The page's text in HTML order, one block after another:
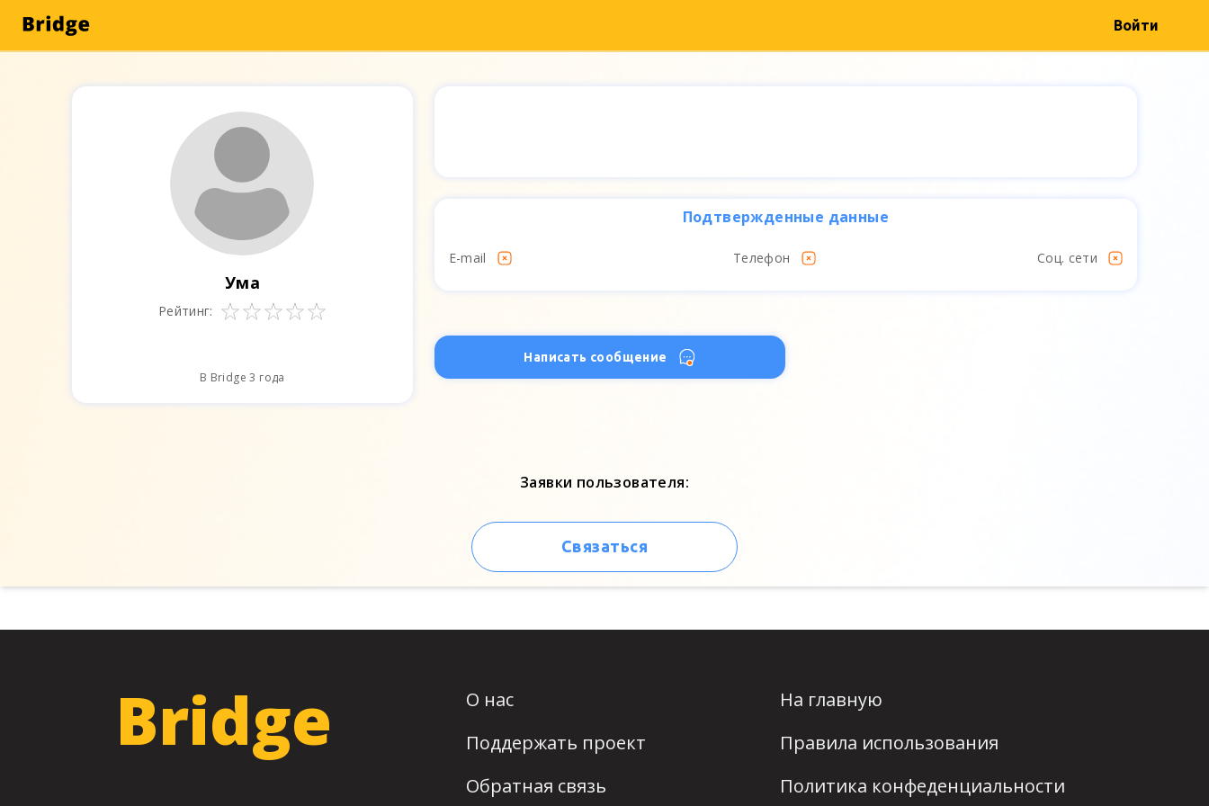
Войти
Ума
Рейтинг:
В Bridge 3 года
Подтвержденные данные
E-mail Телефон Соц. сети
Написать сообщение
Заявки пользователя:
Связаться
Bridge
О нас
Поддержать проект
Обратная связь
На главную
Правила использования
Политика конфеденциальности